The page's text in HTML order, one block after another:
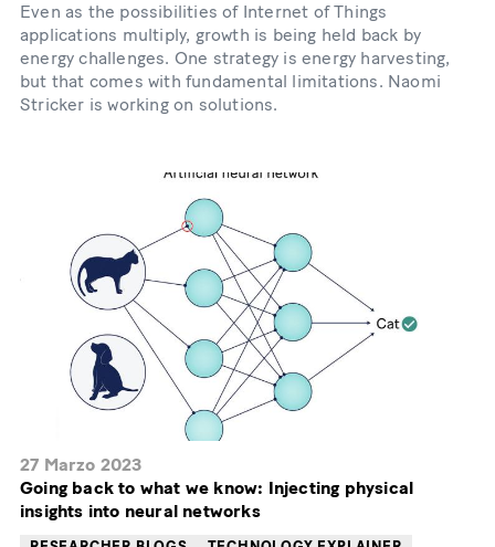
Even as the possibilities of Internet of Things
applications multiply, growth is being held back by
energy challenges. One strategy is energy harvesting,
but that comes with fundamental limitations. Naomi
Stricker is working on solutions.
27 Marzo 2023
Going back to what we know: Injecting physical
insights into neural networks